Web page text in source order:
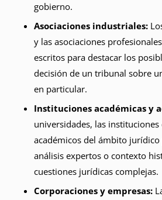
gobierno.
Asociaciones industriales:
y las asociaciones
escritos para destacar los
decisión de un tribunal sobre
en particular.
Instituciones académicas y
universidades, las
académicos del ámbito
análisis expertos o contexto
cuestiones jurídicas complejas.
Corporaciones y empresas: